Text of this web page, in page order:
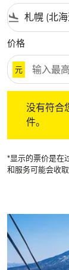
flight_land
价格
元
没有符合
件。
*显示的票价是在
和服务可能会收取